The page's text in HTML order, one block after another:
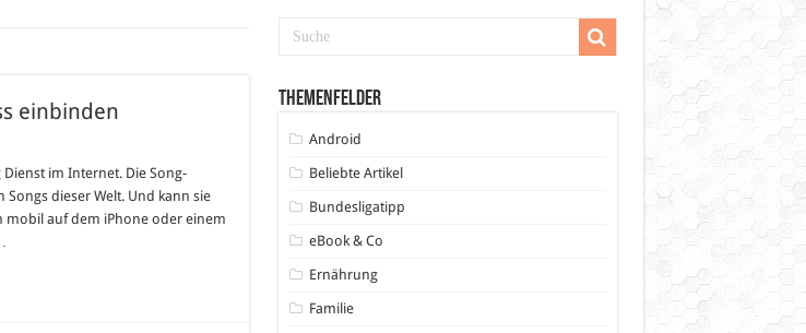
einbinden
im Internet. Die Song-
dieser Welt. Und kann sie
mobil auf dem iPhone oder einem
Themenfelder
Android
Beliebte Artikel
Bundesligatipp
eBook & Co
Ernährung
Familie